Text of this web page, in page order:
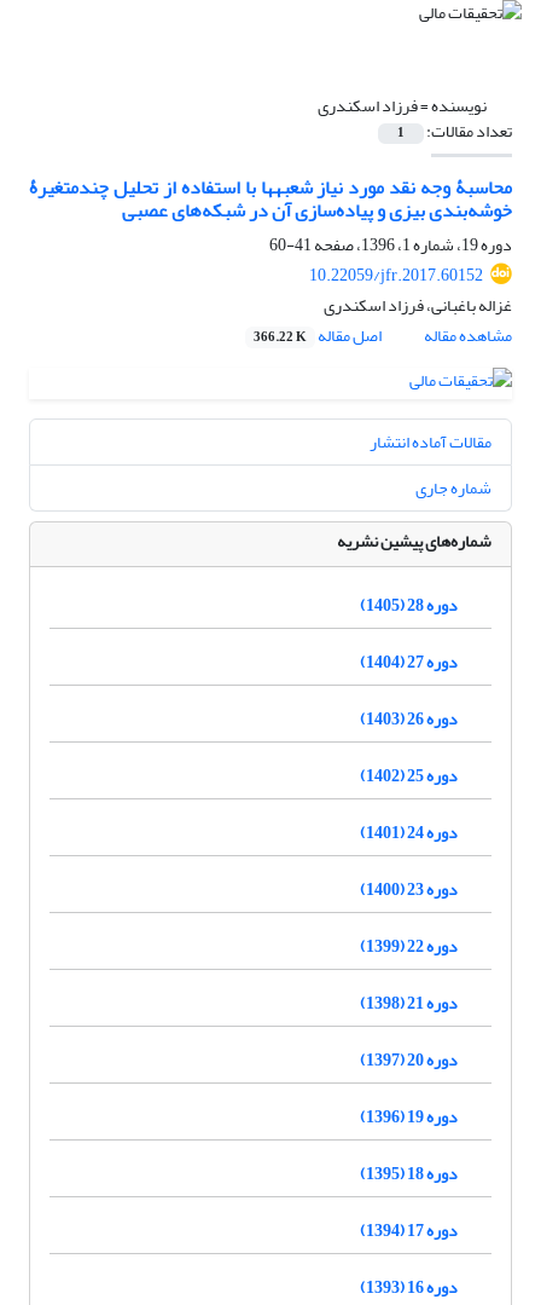
نویسنده =فرزاد اسکندری
تعداد مقالات: 1
محاسبۀ وجه نقد مورد نیاز شعبه‎ها با استفاده از ‌‌تحلیل چندمتغیرۀ
خوشه‌بندی بیزی و پیاده‌سازی آن در شبکه‌های ‌عصبی
دوره 19، شماره 1، 1396، صفحه
41-60
10.22059/jfr.2017.60152
غزاله باغبانی، فرزاد اسکندری
مشاهده مقاله
اصل مقاله 366.22 K
مقالات آماده انتشار
شماره جاری
شماره‌های پیشین نشریه
دوره 28 (1405)
دوره 27 (1404)
دوره 26 (1403)
دوره 25 (1402)
دوره 24 (1401)
دوره 23 (1400)
دوره 22 (1399)
دوره 21 (1398)
دوره 20 (1397)
دوره 19 (1396)
دوره 18 (1395)
دوره 17 (1394)
دوره 16 (1393)